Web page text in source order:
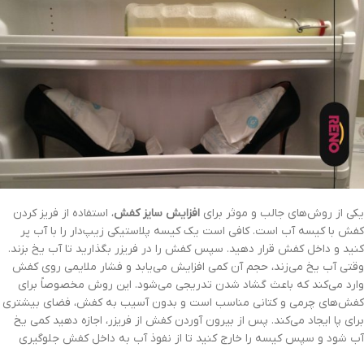
یکی از روش‌های جالب و موثر برای افزایش سایز کفش، استفاده از فریز کردن
کفش با کیسه آب است. کافی است یک کیسه پلاستیکی زیپ‌دار را با آب پر
کنید و داخل کفش قرار دهید. سپس کفش را در فریزر بگذارید تا آب یخ بزند.
وقتی آب یخ می‌زند، حجم آن کمی افزایش می‌یابد و فشار ملایمی روی کفش
وارد می‌کند که باعث گشاد شدن تدریجی می‌شود. این روش مخصوصاً برای
کفش‌های چرمی و کتانی مناسب است و بدون آسیب به کفش، فضای بیشتری
برای پا ایجاد می‌کند. پس از بیرون آوردن کفش از فریزر، اجازه دهید کمی یخ
آب شود و سپس کیسه را خارج کنید تا از نفوذ آب به داخل کفش جلوگیری